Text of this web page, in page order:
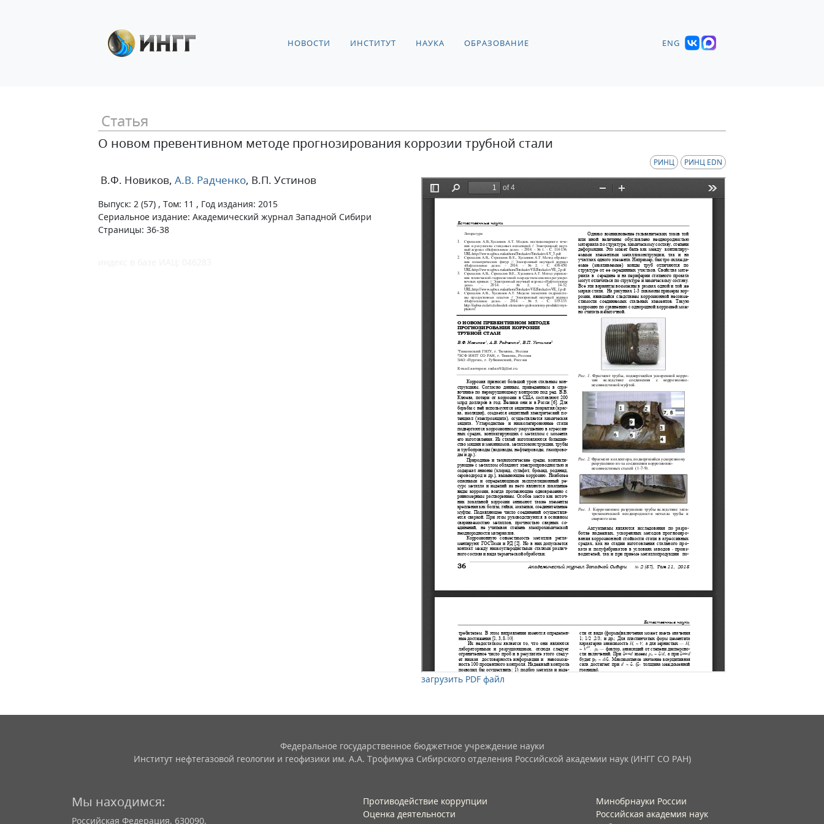
НОВОСТИ ИНСТИТУТ НАУКА ОБРАЗОВАНИЕ ENG
Статья
О новом превентивном методе прогнозирования коррозии трубной стали
РИНЦ РИНЦ EDN
В.Ф. Новиков, А.В. Радченко, В.П. Устинов
Выпуск: 2 (57) , Том: 11 , Год издания: 2015
Сериальное издание: Академический журнал Западной Сибири
Страницы: 36-38
загрузить PDF файл
Федеральное государственное бюджетное учреждение науки
Институт нефтегазовой геологии и геофизики им. А.А. Трофимука Сибирского отделения Российской академии наук (ИНГГ СО РАН)
Мы находимся:
Российская Федерация, 630090,
Противодействие коррупции
Оценка деятельности
Минобрнауки России
Российская академия наук